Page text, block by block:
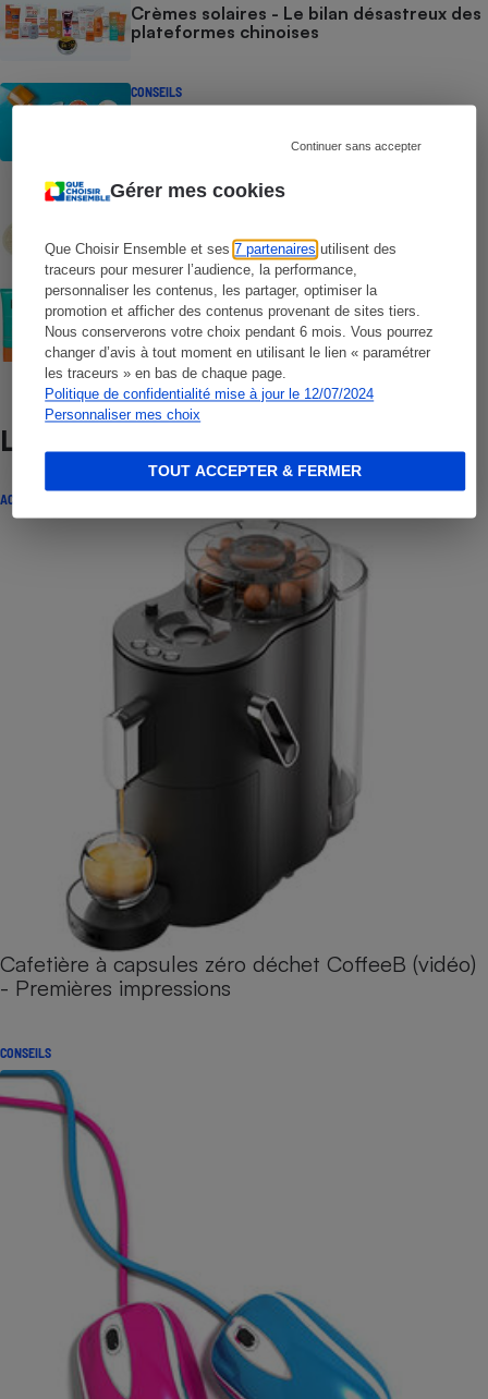
Gérer mes cookies
Que Choisir Ensemble et ses7 partenaires utilisent des
traceurs pour mesurer l’audience, la performance,
personnaliser les contenus, les partager, optimiser la
promotion et afficher des contenus provenant de sites tiers.
Nous conserverons votre choix pendant 6 mois. Vous pourrez
changer d’avis à tout moment en utilisant le lien « paramétrer
les traceurs » en bas de chaque page.
Politique de confidentialité mise à jour le 12/07/2024
Personnaliser mes choix
Continuer sans accepter
TOUT ACCEPTER & FERMER
Crèmes solaires - Le bilan désastreux des
plateformes chinoises
CONSEILS
Crèmes solaires - Les logos à la loupe
COMMENT NOUS TESTONS
COMMENT NOUS TESTONS
Crèmes solaires visage - Le protocole
Lire aussi
ACTUALITÉ
Cafetière à capsules zéro déchet CoffeeB (vidéo)
- Premières impressions
CONSEILS